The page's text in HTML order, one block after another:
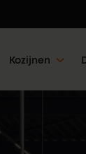
Kozijnen